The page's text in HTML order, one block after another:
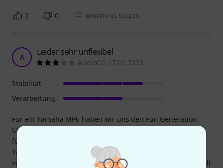
2 0 BEWERTUNG MELDEN
A Leider sehr unflexibel
AudioCG 17.01.2023
Für ein Yamaha MP6 haben wir uns den Fun Generation
Universal Stand zugelegt und nun war der Wunsch da, um
für zum Beispiel Online-Lehrgänge, einen Laptop über das
Yamaha Keyboard zu stellen. Nun habe ich nicht groß
vorher ausgemessen, sondern die Extension einfach bestellt
Stabilität
Verarbeitung